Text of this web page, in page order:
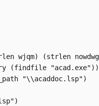
wjqm) (strlen
(findfile "acad.exe"))
"\\acaddoc.lsp")